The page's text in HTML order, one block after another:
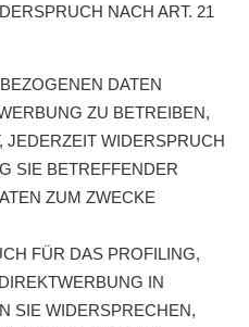
NACH ART. 21
DATEN
ZU BETREIBEN,
JEDERZEIT WIDERSPRUCH
SIE BETREFFENDER
ZUM ZWECKE
FÜR DAS PROFILING,
IN
SIE WIDERSPRECHEN,